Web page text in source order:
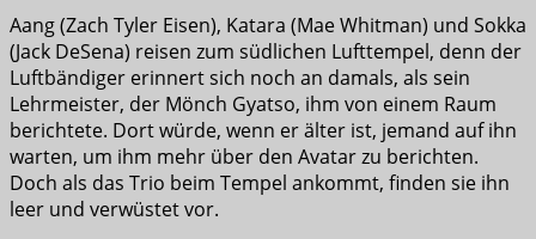
Aang (Zach Tyler Eisen), Katara (Mae Whitman) und Sokka
(Jack DeSena) reisen zum südlichen Lufttempel, denn der
Luftbändiger erinnert sich noch an damals, als sein
Lehrmeister, der Mönch Gyatso, ihm von einem Raum
berichtete. Dort würde, wenn er älter ist, jemand auf ihn
warten, um ihm mehr über den Avatar zu berichten.
Doch als das Trio beim Tempel ankommt, finden sie ihn
leer und verwüstet vor.